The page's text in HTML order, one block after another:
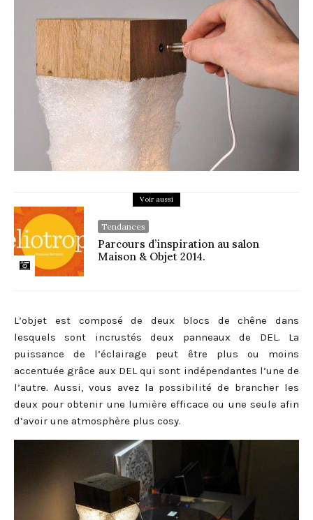
Voir aussi
Tendances
Parcours d’inspiration au salon
Maison & Objet 2014.
L’objet est composé de deux blocs de chêne dans
lesquels sont incrustés deux panneaux de DEL. La
puissance de l’éclairage peut être plus ou moins
accentuée grâce aux DEL qui sont indépendantes l’une de
l’autre. Aussi, vous avez la possibilité de brancher les
deux pour obtenir une lumière efficace ou une seule afin
d’avoir une atmosphère plus cosy.